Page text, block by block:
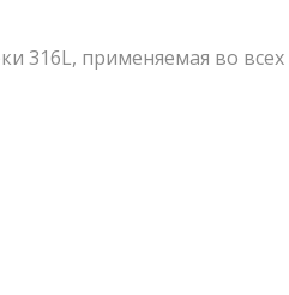
316L, применяемая во всех